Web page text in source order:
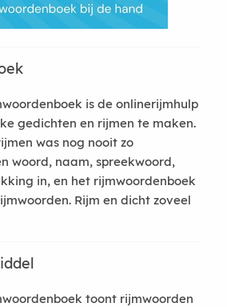
is de onlinerijmhulp
gedichten en rijmen te maken.
was nog nooit zo
woord, naam, spreekwoord,
in, en het rijmwoordenboek
Rijm en dicht zoveel
toont rijmwoorden